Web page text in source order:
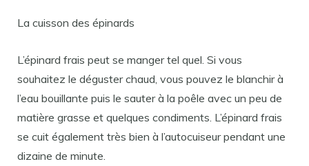
La cuisson des épinards
L’épinard frais peut se manger tel quel. Si vous
souhaitez le déguster chaud, vous pouvez le blanchir à
l’eau bouillante puis le sauter à la poêle avec un peu de
matière grasse et quelques condiments. L’épinard frais
se cuit également très bien à l’autocuiseur pendant une
dizaine de minute.